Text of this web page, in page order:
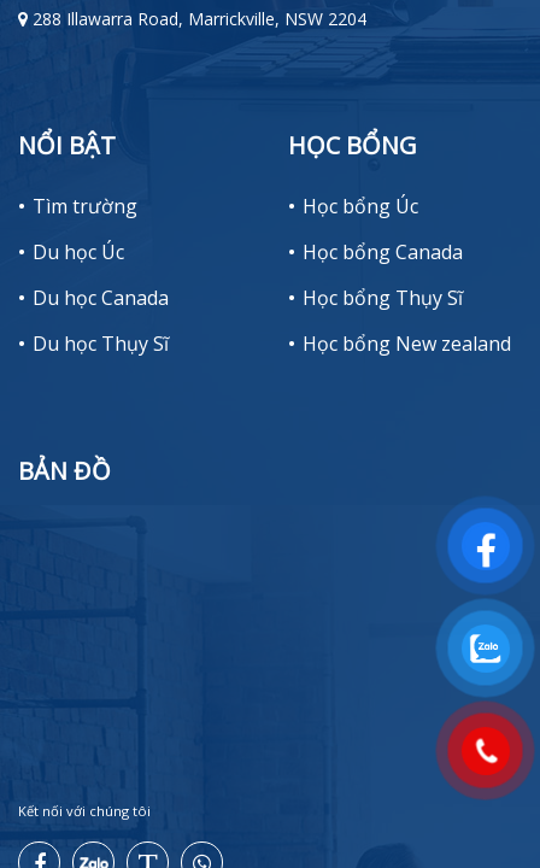
288 Illawarra Road, Marrickville, NSW 2204
NỔI BẬT
Tìm trường
Du học Úc
Du học Canada
Du học Thụy Sĩ
HỌC BỔNG
Học bổng Úc
Học bổng Canada
Học bổng Thụy Sĩ
Học bổng New zealand
BẢN ĐỒ
Kết nối với chúng tôi